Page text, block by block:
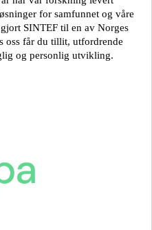
for samfunnet og våre
SINTEF til en av Norges
oss får du tillit, utfordrende
og personlig utvikling.